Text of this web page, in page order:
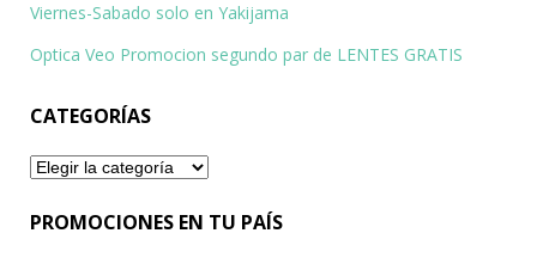
Viernes-Sabado solo en Yakijama
Optica Veo Promocion segundo par de LENTES GRATIS
CATEGORÍAS
Categorías
PROMOCIONES EN TU PAÍS